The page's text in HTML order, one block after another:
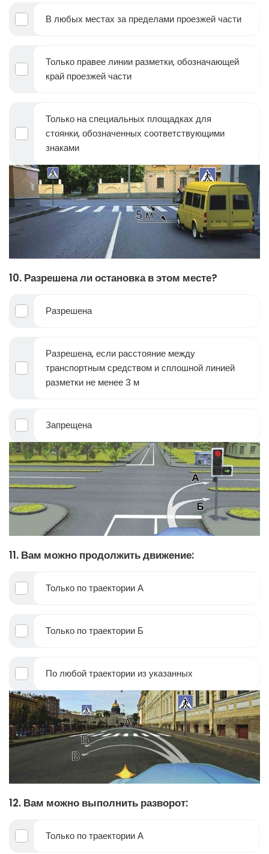
В любых местах за пределами проезжей части
Только правее линии разметки, обозначающей
край проезжей части
Только на специальных площадках для
стоянки, обозначенных соответствующими
знаками
10. Разрешена ли остановка в этом месте?
Разрешена
Разрешена, если расстояние между
транспортным средством и сплошной линией
разметки не менее 3 м
Запрещена
11. Вам можно продолжить движение:
Только по траектории А
Только по траектории Б
По любой траектории из указанных
12. Вам можно выполнить разворот:
Только по траектории А